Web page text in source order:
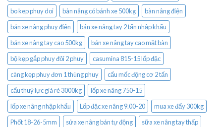
bo kep phuy doi
bàn nâng có bánh xe 500kg
bàn nâng điện
bán xe nâng phuy điện
bán xe nâng tay 2 tấn nhập khẩu
bán xe nâng tay cao 500kg
bán xe nâng tay cao mặt bàn
bộ kẹp gắp phuy đôi 2 phuy
casumina 815-15 lốp đặc
càng kẹp phuy đơn 1 thùng phuy
cẩu mốc động cơ 2 tấn
cẩu thuỷ lực giá rẻ 3000kg
lốp xe nâng 750-15
lốp xe nâng nhập khẩu
Lốp đặc xe nâng 9.00-20
mua xe đẩy 300kg
Phốt 18-26-5mm
sửa xe nâng bán tự động
sữa xe nâng tay thấp